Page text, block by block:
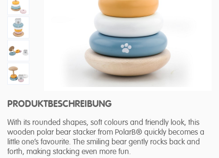
PRODUKTBESCHREIBUNG
With its rounded shapes, soft colours and friendly look, this
wooden polar bear stacker from PolarB® quickly becomes a
little one’s favourite. The smiling bear gently rocks back and
forth, making stacking even more fun.